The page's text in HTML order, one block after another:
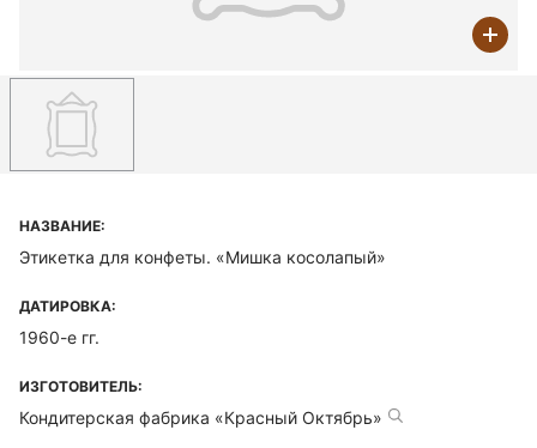
НАЗВАНИЕ:
Этикетка для конфеты. «Мишка косолапый»
ДАТИРОВКА:
1960-е гг.
ИЗГОТОВИТЕЛЬ:
Кондитерская фабрика «Красный Октябрь»